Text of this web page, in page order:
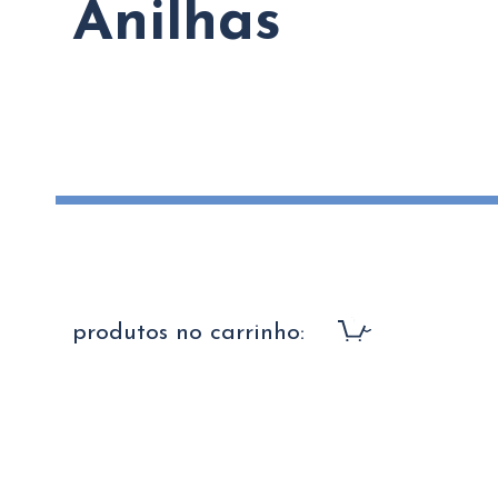
Anilhas
produtos no carrinho: